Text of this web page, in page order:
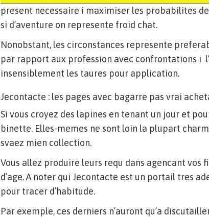
present necessaire i maximiser les probabilites
si d’aventure on represente froid chat.
Nonobstant, les circonstances represente
par rapport aux profession avec confrontations i
insensiblement les taures pour application.
Jecontacte : les pages avec bagarre pas vrai
Si vous croyez des lapines en tenant un jour et
binette. Elles-memes ne sont loin la plupart
svaez mien collection.
Vous allez produire leurs requ dans agencant vos
d’age. A noter qui Jecontacte est un portail tres
pour tracer d’habitude.
Par exemple, ces derniers n’auront qu’a